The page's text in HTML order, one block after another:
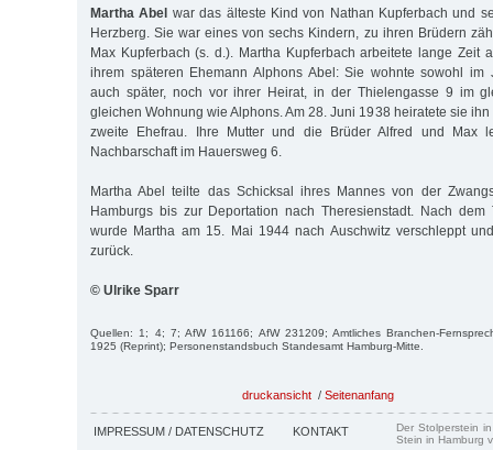
Martha Abel war das älteste Kind von Nathan Kupferbach und
Herzberg. Sie war eines von sechs Kindern, zu ihren Brüdern
Max Kupferbach (s. d.). Martha Kupferbach arbeitete lange Zeit
ihrem späteren Ehemann Alphons Abel: Sie wohnte sowohl im
auch später, noch vor ihrer Heirat, in der Thielengasse 9 im
gleichen Wohnung wie Alphons. Am 28. Juni 1938 heiratete sie
zweite Ehefrau. Ihre Mutter und die Brüder Alfred und Max
Nachbarschaft im Hauersweg 6.
Martha Abel teilte das Schicksal ihres Mannes von der
Hamburgs bis zur Deportation nach Theresienstadt. Nach dem
wurde Martha am 15. Mai 1944 nach Auschwitz verschleppt
zurück.
© Ulrike Sparr
Quellen: 1; 4; 7; AfW 161166; AfW 231209; Amtliches Branchen-
1925 (Reprint); Personenstandsbuch Standesamt Hamburg-Mitte.
druckansicht / Seitenanfang
IMPRESSUM / DATENSCHUTZ KONTAKT
Der Stolperstein
Stein in Hamburg